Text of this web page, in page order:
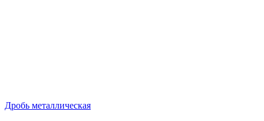
Дробь металлическая